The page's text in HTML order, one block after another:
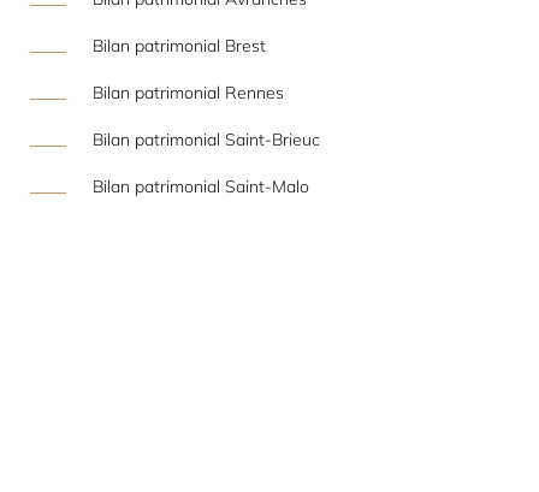
Bilan patrimonial Brest
Bilan patrimonial Rennes
Bilan patrimonial Saint-Brieuc
Bilan patrimonial Saint-Malo